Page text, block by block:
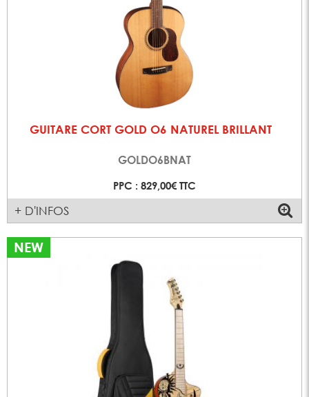
GUITARE CORT GOLD O6 NATUREL BRILLANT
GOLDO6BNAT
PPC : 829,00€ TTC
+ D'INFOS
NEW